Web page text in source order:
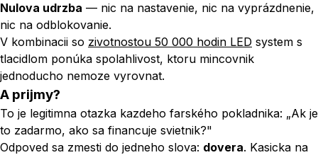
Nulova udrzba — nic na nastavenie, nic na vyprázdnenie,
nic na odblokovanie.
V kombinacii so zivotnostou 50 000 hodin LED system s
tlacidlom ponúka spolahlivost, ktoru mincovnik
jednoducho nemoze vyrovnat.
A prijmy?
To je legitimna otazka kazdeho farského pokladnika: „Ak je
to zadarmo, ako sa financuje svietnik?"
Odpoved sa zmesti do jedneho slova: dovera. Kasicka na